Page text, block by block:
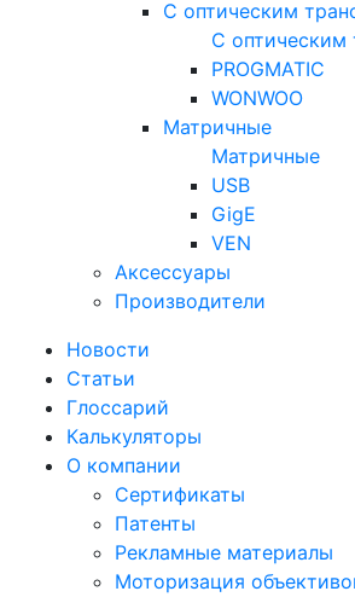
С оптическим
С оптическим
PROGMATIC
WONWOO
Матричные
Матричные
USB
GigE
VEN
Аксессуары
Производители
Новости
Статьи
Глоссарий
Калькуляторы
О компании
Сертификаты
Патенты
Рекламные материалы
Моторизация